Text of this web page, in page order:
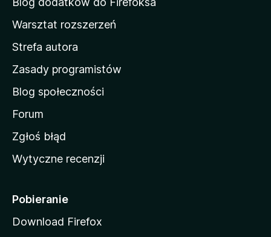
m
o
w
M
o
z
l
i
Warsztat rozszerzeń
Strefa autora
Zasady programistów
Blog społeczności
Forum
Zgłoś błąd
Wytyczne recenzji
Pobieranie
Download Firefox